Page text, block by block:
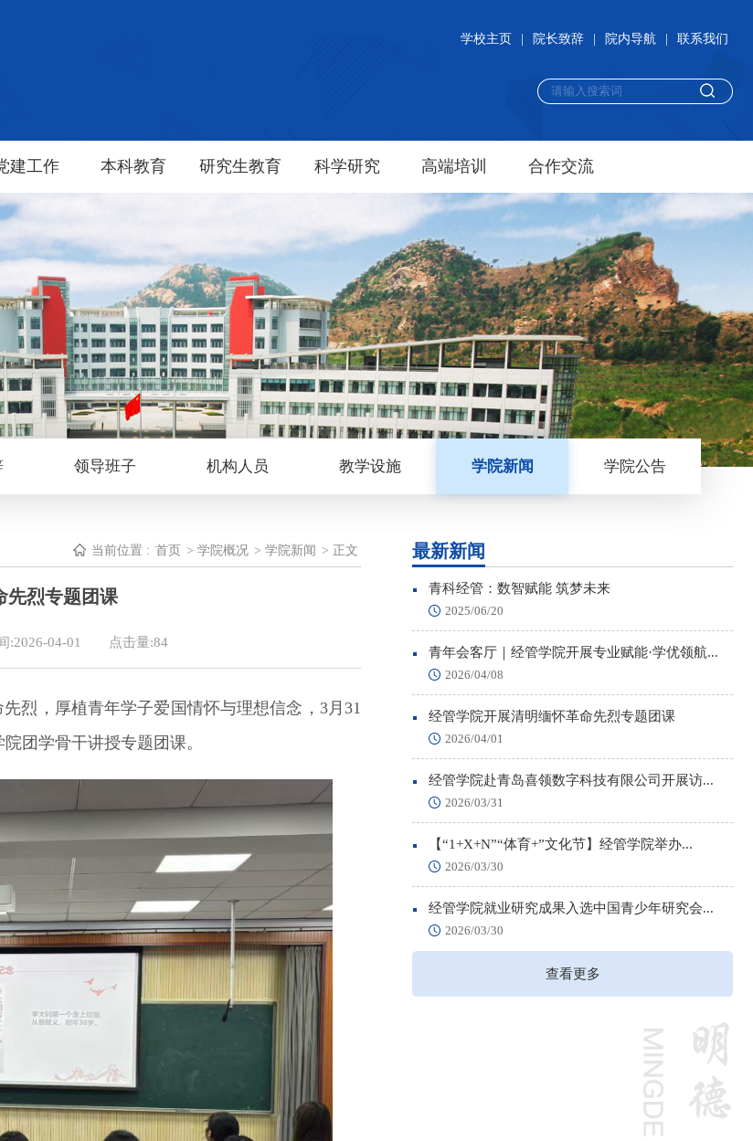
学校主页 院长致辞 院内导航 联系我们
建工作 本科教育 研究生教育 科学研究 高端培训 合作交流
领导班子 机构人员 教学设施 学院新闻 学院公告
当前位置 : 首页 > 学院概况 > 学院新闻 > 正文
先烈专题团课
:2026-04-01 点击量:84
烈，厚植青年学子爱国情怀与理想信念，3月31
团学骨干讲授专题团课。
最新新闻
青科经管：数智赋能 筑梦未来
2025/06/20
青年会客厅｜经管学院开展专业赋能·学优领航...
2026/04/08
经管学院开展清明缅怀革命先烈专题团课
2026/04/01
经管学院赴青岛喜领数字科技有限公司开展访...
2026/03/31
【“1+X+N”“体育+”文化节】经管学院举办...
2026/03/30
经管学院就业研究成果入选中国青少年研究会...
2026/03/30
查看更多